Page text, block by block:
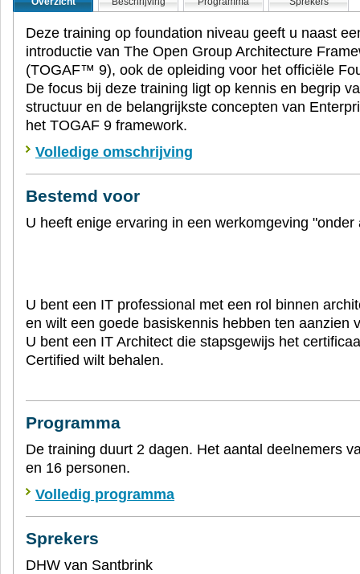
Deze training op foundation niveau geeft u naast
introductie van The Open Group Architecture
(TOGAF™ 9), ook de opleiding voor het officiële
De focus bij deze training ligt op kennis en begrip
structuur en de belangrijkste concepten van
het TOGAF 9 framework.
Volledige omschrijving
Bestemd voor
U heeft enige ervaring in een werkomgeving "onder
U bent een IT professional met een rol binnen
en wilt een goede basiskennis hebben ten aanzien
U bent een IT Architect die stapsgewijs het
Certified wilt behalen.
Programma
De training duurt 2 dagen. Het aantal deelnemers
en 16 personen.
Volledig programma
Sprekers
DHW van Santbrink